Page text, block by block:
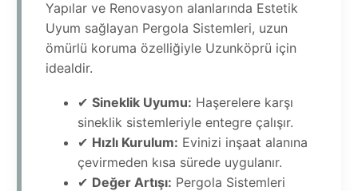
Yapılar ve Renovasyon alanlarında Estetik
Uyum sağlayan Pergola Sistemleri, uzun
ömürlü koruma özelliğiyle Uzunköprü için
idealdir.
✔ Sineklik Uyumu: Haşerelere karşı
sineklik sistemleriyle entegre çalışır.
✔ Hızlı Kurulum: Evinizi inşaat alanına
çevirmeden kısa sürede uygulanır.
✔ Değer Artışı: Pergola Sistemleri